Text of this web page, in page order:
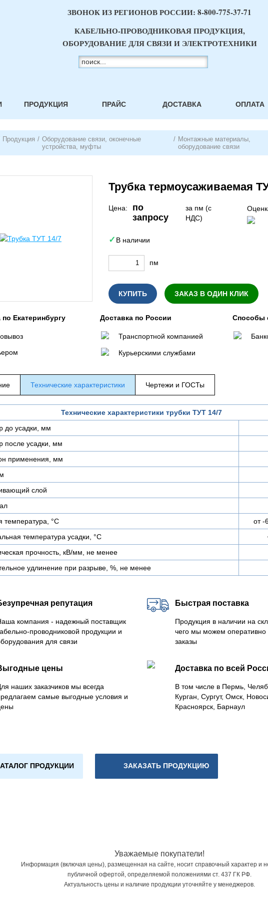
ЗВОНОК ИЗ РЕГИОНОВ РОССИИ: 8-800-775-37-71
КАБЕЛЬНО-ПРОВОДНИКОВАЯ ПРОДУКЦИЯ,
ОБОРУДОВАНИЕ ДЛЯ СВЯЗИ И ЭЛЕКТРОТЕХНИКИ
ПРОДУКЦИЯ ПРАЙС ДОСТАВКА ОПЛАТА
Продукция / Оборудование связи, оконечные
устройства, муфты
/ Монтажные материалы,
оборудование связи
Трубка термоусаживаемая
Цена:
по
запросу
за пм (с
НДС)
В наличии
пм
КУПИТЬ ЗАКАЗ В ОДИН КЛИК
по Екатеринбургу Доставка по России
Транспортной компанией
Курьерскими службами
Способы
Технические характеристики Чертежи и ГОСТы
Технические характеристики трубки ТУТ 14/7
до усадки, мм
после усадки, мм
применения, мм
слой
температура, °С
от -
температура усадки, °С
прочность, кВ/мм, не менее
удлинение при разрыве, %, не менее
репутация
компания - надежный поставщик
проводниковой продукции и
для связи
Быстрая поставка
Продукция в наличии на
чего мы можем оперативно
заказы
цены
наших заказчиков мы всегда
самые выгодные условия и
Доставка по всей
В том числе в Пермь,
Курган, Сургут, Омск,
Красноярск, Барнаул
ПРОДУКЦИИ ЗАКАЗАТЬ ПРОДУКЦИЮ
Уважаемые покупатели!
Информация (включая цены), размещенная на сайте, носит справочный характер и
публичной офертой, определяемой положениями ст. 437 ГК РФ.
Актуальность цены и наличие продукции уточняйте у менеджеров.